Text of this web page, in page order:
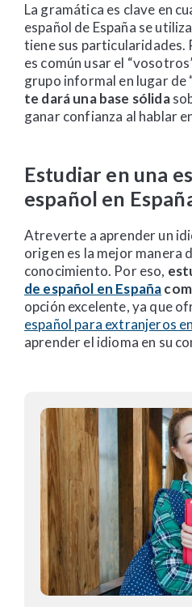
La gramática es clave en
español de España se
tiene sus particularidades.
es común usar el
grupo informal en lugar de
te dará una base sólida
ganar confianza al hablar
Estudiar en una
español en
Atreverte a aprender un
origen es la mejor manera
conocimiento. Por eso,
de español en España
opción excelente, ya que
español para extranjeros
aprender el idioma en su